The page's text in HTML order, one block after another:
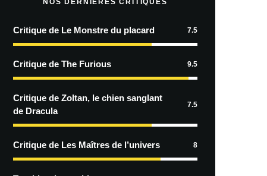
NOS DERNIÈRES CRITIQUES
Critique de Le Monstre du placard 7.5
Critique de The Furious 9.5
Critique de Zoltan, le chien sanglant
de Dracula
7.5
Critique de Les Maîtres de l’univers 8